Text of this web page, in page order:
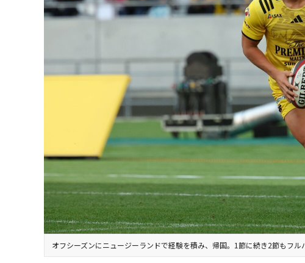
オフシーズンにニュージーランドで経験を積み、帰国。1節に続き2節もフ